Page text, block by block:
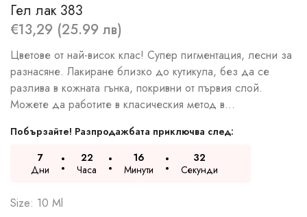
Гел лак 383
€13,29 (25.99 лв)
Цветове от най-висок клас! Супер пигментация, лесни за
разнасяне. Лакиране близко до кутикула, без да се
разлива в кожната гънка, покривни от първия слой.
Можете да работите в класическия метод в...
Побързайте! Разпродажбата приключва след:
7
Дни
22
Часа
16
Минути
31
Секунди
Size: 10 Ml